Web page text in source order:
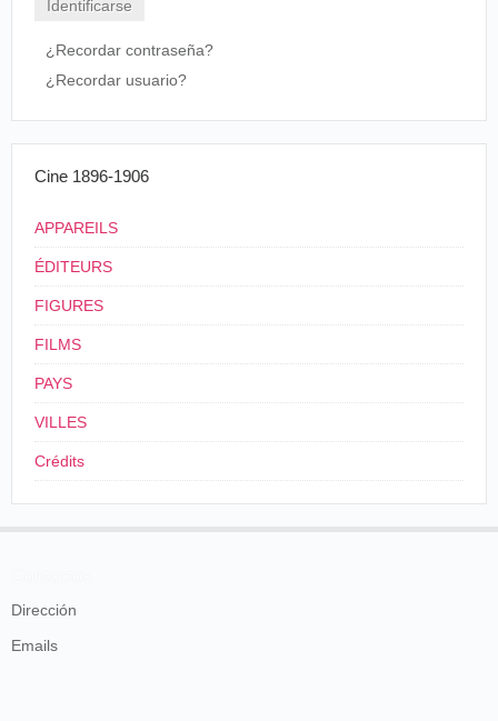
¿Recordar contraseña?
¿Recordar usuario?
Cine 1896-1906
APPAREILS
ÉDITEURS
FIGURES
FILMS
PAYS
VILLES
Crédits
Dirección
Emails